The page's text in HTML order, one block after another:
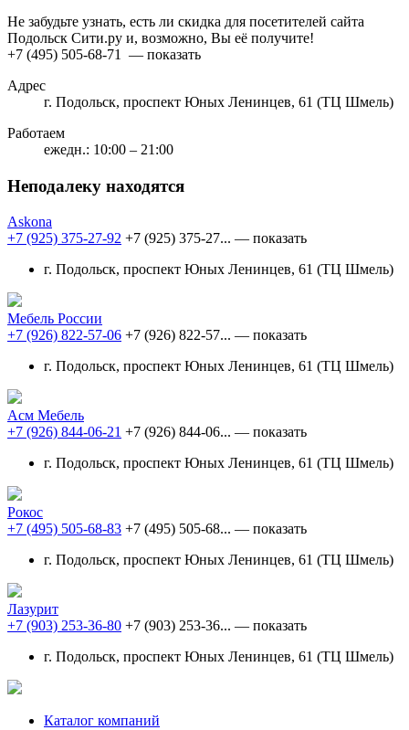
Не забудьте узнать, есть ли скидка для посетителей сайта
Подольск Сити.ру и, возможно, Вы её получите!
+7 (495) 505-68-71
— показать
Адрес
г. Подольск, проспект Юных Ленинцев, 61 (ТЦ Шмель)
Работаем
ежедн.: 10:00 – 21:00
Неподалеку находятся
Askona
+7 (925) 375-27-92 +7 (925) 375-27... — показать
г. Подольск, проспект Юных Ленинцев, 61 (ТЦ Шмель)
Мебель России
+7 (926) 822-57-06 +7 (926) 822-57... — показать
г. Подольск, проспект Юных Ленинцев, 61 (ТЦ Шмель)
Асм Мебель
+7 (926) 844-06-21 +7 (926) 844-06... — показать
г. Подольск, проспект Юных Ленинцев, 61 (ТЦ Шмель)
Рокос
+7 (495) 505-68-83 +7 (495) 505-68... — показать
г. Подольск, проспект Юных Ленинцев, 61 (ТЦ Шмель)
Лазурит
+7 (903) 253-36-80 +7 (903) 253-36... — показать
г. Подольск, проспект Юных Ленинцев, 61 (ТЦ Шмель)
Каталог компаний